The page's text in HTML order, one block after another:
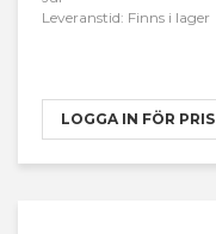
Leveranstid: Finns i lager
LOGGA IN FÖR PRIS